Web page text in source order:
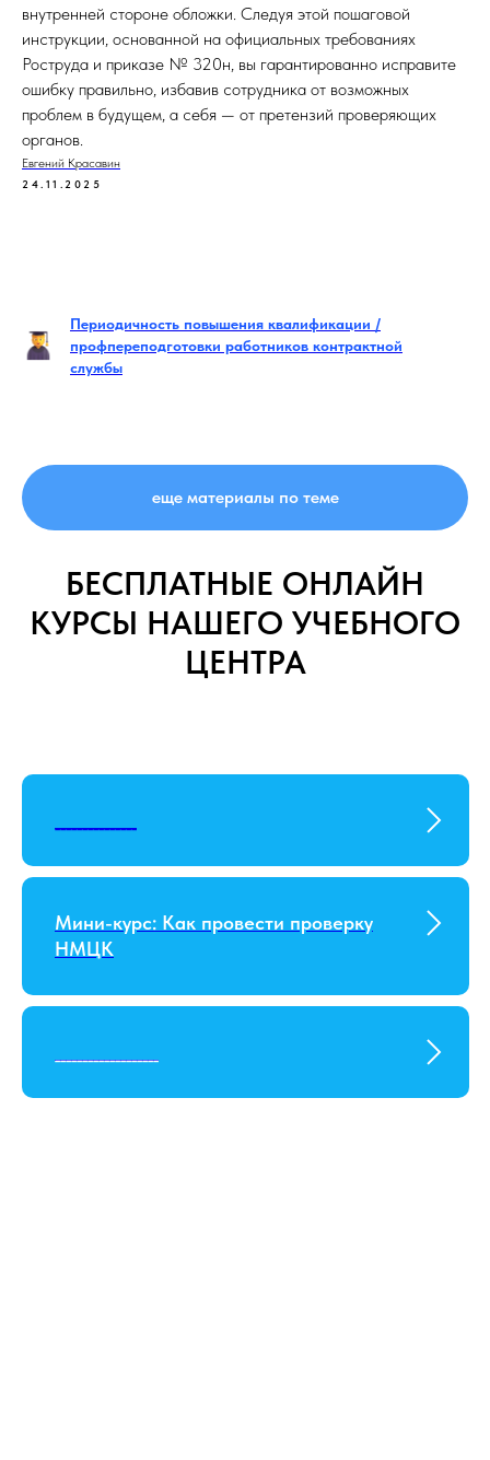
внутренней стороне обложки. Следуя этой пошаговой
инструкции, основанной на официальных требованиях
Роструда и приказе № 320н, вы гарантированно исправите
ошибку правильно, избавив сотрудника от возможных
проблем в будущем, а себя — от претензий проверяющих
органов.
Евгений Красавин
24.11.2025
Периодичность повышения квалификации /
профпереподготовки работников контрактной
службы
еще материалы по теме
БЕСПЛАТНЫЕ ОНЛАЙН
КУРСЫ НАШЕГО УЧЕБНОГО
ЦЕНТРА
Мини-курс: Как провести проверку
НМЦК